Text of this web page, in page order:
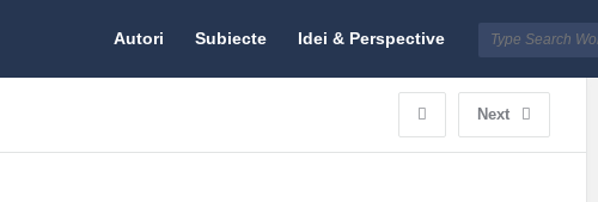
Citate.ro
Autori Subiecte Idei & Perspective
Next